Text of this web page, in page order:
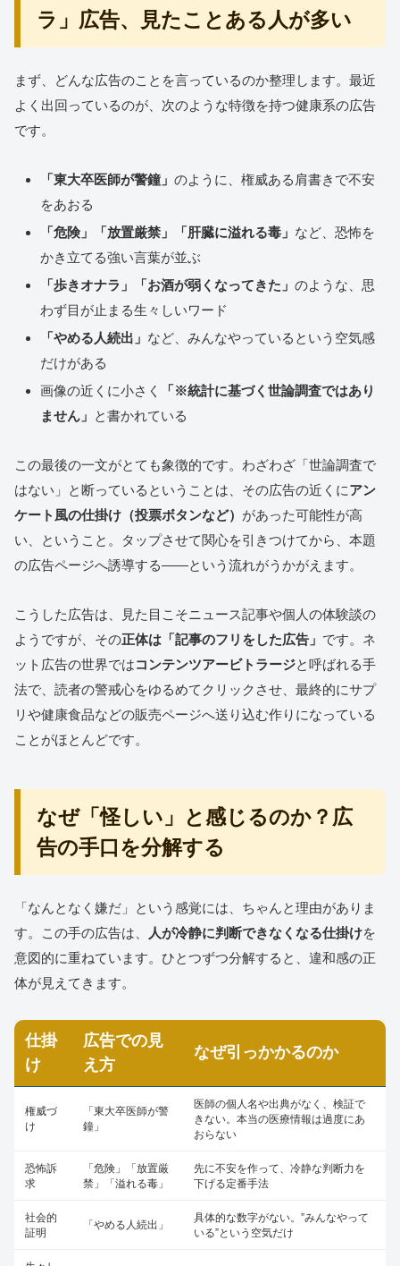
ラ」広告、見たことある人が多い
まず、どんな広告のことを言っているのか整理します。最近
よく出回っているのが、次のような特徴を持つ健康系の広告
です。
「東大卒医師が警鐘」 のように、権威ある肩書きで不安
をあおる
「危険」「放置厳禁」「肝臓に溢れる毒」 など、恐怖を
かき立てる強い言葉が並ぶ
「歩きオナラ」「お酒が弱くなってきた」 のような、思
わず目が止まる生々しいワード
「やめる人続出」 など、みんなやっているという空気感
だけがある
画像の近くに小さく
「※統計に基づく世論調査ではあり
ません」 と書かれている
この最後の一文がとても象徴的です。わざわざ「世論調査で
はない」と断っているということは、その広告の近くにアン
ケート風の仕掛け（投票ボタンなど） があった可能性が高
い、ということ。タップさせて関心を引きつけてから、本題
の広告ページへ誘導する——という流れがうかがえます。
こうした広告は、見た目こそニュース記事や個人の体験談の
ようですが、その正体は「記事のフリをした広告」 です。ネ
ット広告の世界ではコンテンツアービトラージと呼ばれる手
法で、読者の警戒心をゆるめてクリックさせ、最終的にサプ
リや健康食品などの販売ページへ送り込む作りになっている
ことがほとんどです。
なぜ「怪しい」と感じるのか？広
告の手口を分解する
「なんとなく嫌だ」という感覚には、ちゃんと理由がありま
す。この手の広告は、
人が冷静に判断できなくなる仕掛けを
意図的に重ねています。ひとつずつ分解すると、違和感の正
体が見えてきます。
仕掛
け
広告での見
え方
なぜ引っかかるのか
権威づ
け
「東大卒医師が警
鐘」
医師の個人名や出典がなく、検証で
きない。本当の医療情報は過度にあ
おらない
恐怖訴
求
「危険」「放置厳
禁」「溢れる毒」
先に不安を作って、冷静な判断力を
下げる定番手法
社会的
証明
「やめる人続出」
具体的な数字がない。”みんなやって
いる”という空気だけ